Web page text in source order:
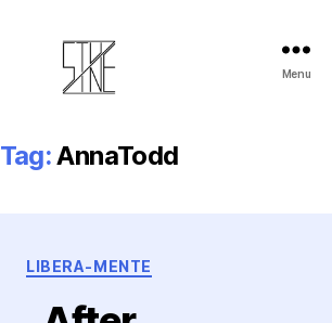
Menu
Tag:AnnaTodd
Categorie
LIBERA-MENTE